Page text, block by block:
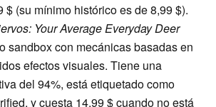
$ (su mínimo histórico es de 8,99 $).
Your Average Everyday Deer
sandbox con mecánicas basadas en
efectos visuales. Tiene una
del 94%, está etiquetado como
y cuesta 14,99 $ cuando no está